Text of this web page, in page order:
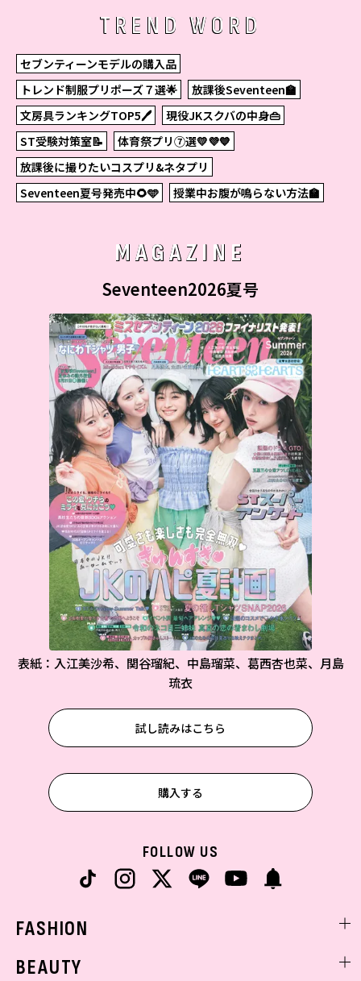
TREND WORD
セブンティーンモデルの購入品
トレンド制服プリポーズ７選🌟
放課後Seventeen🏫
文房具ランキングTOP5🖊
現役JKスクバの中身👜
ST受験対策室📝
体育祭プリ⑦選💛💜💙
放課後に撮りたいコスプリ&ネタプリ
Seventeen夏号発売中🌻🩵
授業中お腹が鳴らない方法🏫
MAGAZINE
Seventeen2026夏号
表紙：入江美沙希、関谷瑠紀、中島瑠菜、葛西杏也菜、月島
琉衣
試し読みはこちら
購入する
FOLLOW US
FASHION
BEAUTY